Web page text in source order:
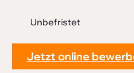
Unbefristet
Jetzt online